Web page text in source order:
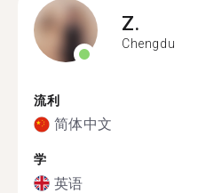
Z.
Chengdu
流利
简体中文
学
英语